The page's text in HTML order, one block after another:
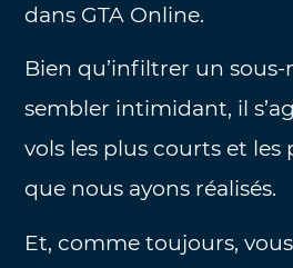
dans GTA Online.
Bien qu’infiltrer un
sembler intimidant, il
vols les plus courts et les
que nous ayons réalisés.
Et, comme toujours,